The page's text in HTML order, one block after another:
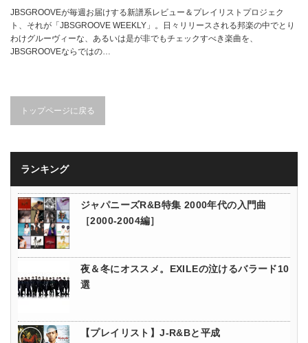
JBSGROOVEが毎週お届けする新譜系レビュー＆プレイリストプロジェク
ト、それが「JBSGROOVE WEEKLY」。日々リリースされる邦楽の中でとり
わけグルーヴィーな、あるいは是が非でもチェックすべき楽曲を、
JBSGROOVEならではの…
トップページに戻る
ランキング
ジャパニーズR&B特集 2000年代の入門曲
［2000-2004編］
夜＆冬にオススメ。EXILEの泣けるバラード10
選
【プレイリスト】J-R&Bと平成